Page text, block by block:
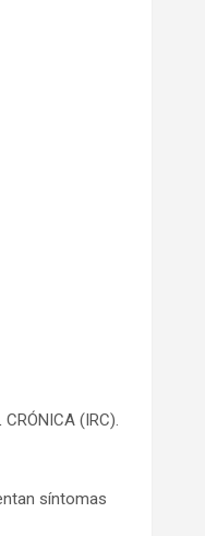
(IRC).
síntomas